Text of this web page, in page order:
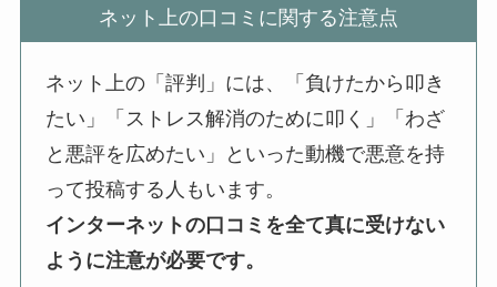
ネット上の口コミに関する注意点
ネット上の「評判」には、「負けたから叩き
たい」「ストレス解消のために叩く」「わざ
と悪評を広めたい」といった動機で悪意を持
って投稿する人もいます。
インターネットの口コミを全て真に受けない
ように注意が必要です。